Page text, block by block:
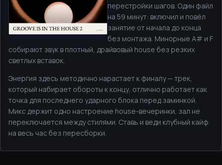
перестройки шагов. Один файл
на 59 минут: включил и повёл
занятие от начала до конца
без монтажа. Минорные A# и F
собирают звук в плотный, драйвовый house без резких
светлых вставок.
Энергия здесь методично нарастает к финалу — трек,
который набирает обороты к концу, отлично работает как
точка для последнего ударного блока перед заминкой.
Микс держит одно настроение house-вечеринки, зал не
переключается между стилями. Ставь и веди клубный кайф
на весь час без пересборки.